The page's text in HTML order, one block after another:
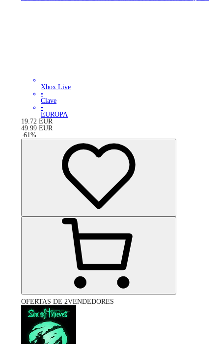
Xbox Live
•
Clave
•
EUROPA
19.72 EUR
49.99 EUR
-61%
OFERTAS DE 2VENDEDORES